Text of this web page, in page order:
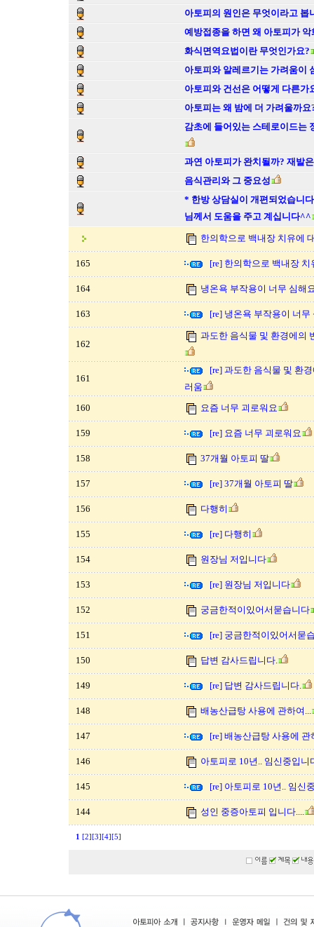
아토피의 원인은 무엇이라고 봅
예방접종을 하면 왜 아토피가 악
화식면역요법이란 무엇인가요?
아토피와 알레르기는 가려움이
아토피와 건선은 어떻게 다른가
아토피는 왜 밤에 더 가려울까요
감초에 들어있는 스테로이드는
과연 아토피가 완치될까? 재발
음식관리와 그 중요성
* 한방 상담실이 개편되었습니
님께서 도움을 주고 계십니다^^
한의학으로 백내장 치유에
165 [re] 한의학으로 백내장
164 냉온욕 부작용이 너무 심해
163 [re] 냉온욕 부작용이 너무
162
과도한 음식물 및 환경에의
161
[re] 과도한 음식물 및 환
러움
160
요즘 너무 괴로워요
159 [re] 요즘 너무 괴로워요
158 37개월 아토피 딸
157 [re] 37개월 아토피 딸
156 다행히
155 [re] 다행히
154 원장님 저입니다
153 [re] 원장님 저입니다
152 궁금한적이있어서묻습니다
151 [re] 궁금한적이있어서묻
150 답변 감사드립니다.
149 [re] 답변 감사드립니다.
148 배농산급탕 사용에 관하여...
147 [re] 배농산급탕 사용에 관
146 아토피로 10년.. 임신중입니
145 [re] 아토피로 10년.. 임신
144 성인 중증아토피 입니다....
1 [2] [3] [4] [5]